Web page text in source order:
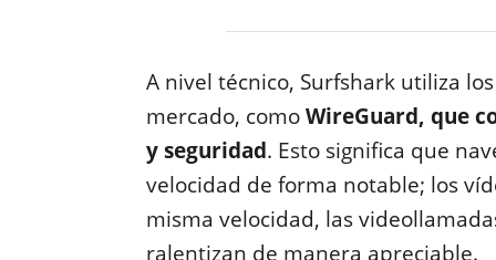
A nivel técnico, Surfshark utiliza
mercado, comoWireGuard, que
y seguridad. Esto significa que
velocidad de forma notable; los
misma velocidad, las
ralentizan de manera apreciable.